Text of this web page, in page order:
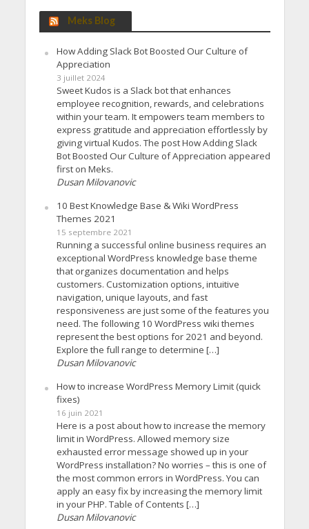
Meks Blog
How Adding Slack Bot Boosted Our Culture of
Appreciation
3 juillet 2024
Sweet Kudos is a Slack bot that enhances
employee recognition, rewards, and celebrations
within your team. It empowers team members to
express gratitude and appreciation effortlessly by
giving virtual Kudos. The post How Adding Slack
Bot Boosted Our Culture of Appreciation appeared
first on Meks.
Dusan Milovanovic
10 Best Knowledge Base & Wiki WordPress
Themes 2021
15 septembre 2021
Running a successful online business requires an
exceptional WordPress knowledge base theme
that organizes documentation and helps
customers. Customization options, intuitive
navigation, unique layouts, and fast
responsiveness are just some of the features you
need. The following 10 WordPress wiki themes
represent the best options for 2021 and beyond.
Explore the full range to determine […]
Dusan Milovanovic
How to increase WordPress Memory Limit (quick
fixes)
16 juin 2021
Here is a post about how to increase the memory
limit in WordPress. Allowed memory size
exhausted error message showed up in your
WordPress installation? No worries – this is one of
the most common errors in WordPress. You can
apply an easy fix by increasing the memory limit
in your PHP. Table of Contents […]
Dusan Milovanovic